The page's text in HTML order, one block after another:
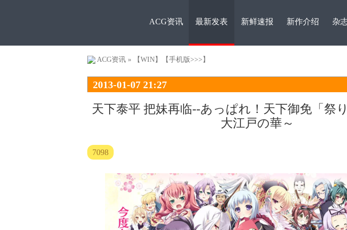
ACG资
讯
ACG资讯 最新发表 新鲜速报 新作介绍 杂
ACG资讯 » 【WIN】 【手机版>>>】
2013-01-07 21:27
天下泰平 把妹再临--あっぱれ！天下御免「祭
大江戸の華～
7098